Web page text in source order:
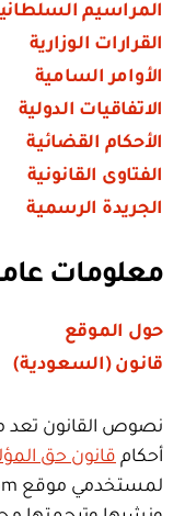
المراسيم
القرارات الوزارية
الأوامر السامية
الاتفاقيات الدولية
الأحكام القضائية
الفتاوى القانونية
الجريدة الرسمية
معلومات
حول الموقع
قانون (السعودية)
نصوص القانون تعد
أحكام قانون حق